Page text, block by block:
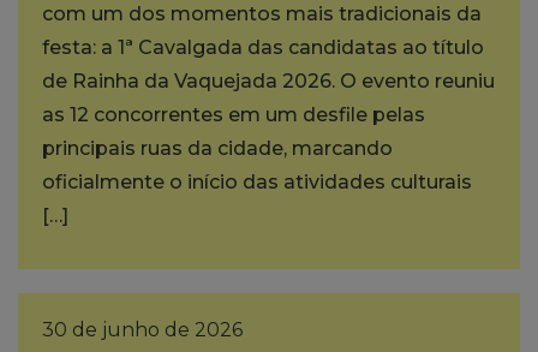
com um dos momentos mais tradicionais da
festa: a 1ª Cavalgada das candidatas ao título
de Rainha da Vaquejada 2026. O evento reuniu
as 12 concorrentes em um desfile pelas
principais ruas da cidade, marcando
oficialmente o início das atividades culturais
[…]
30 de junho de 2026